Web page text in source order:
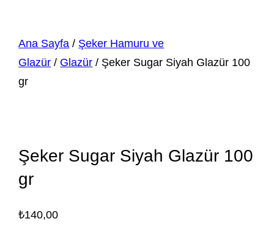
Ana Sayfa / Şeker Hamuru ve
Glazür / Glazür / Şeker Sugar Siyah Glazür 100
gr
Şeker Sugar Siyah Glazür 100
gr
₺140,00